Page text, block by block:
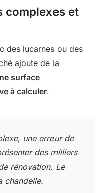
complexes et
des lucarnes ou des
ajoute de la
surface
à calculer.
une erreur de
des milliers
rénovation. Le
chandelle.